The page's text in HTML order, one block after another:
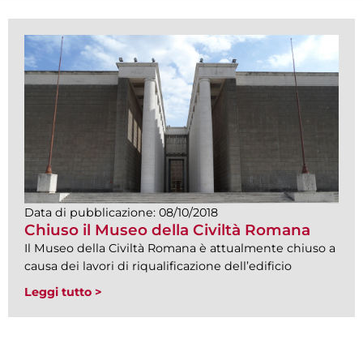
Data di pubblicazione: 08/10/2018
Chiuso il Museo della Civiltà Romana
Il Museo della Civiltà Romana è attualmente chiuso a
causa dei lavori di riqualificazione dell’edificio
Leggi tutto >